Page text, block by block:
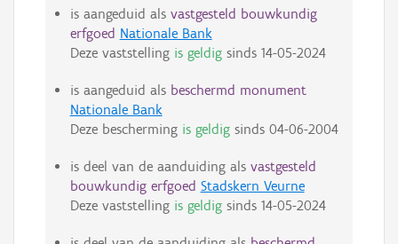
is aangeduid als vastgesteld bouwkundig
erfgoed Nationale Bank
Deze vaststelling is geldigsinds 14-05-2024
is aangeduid als beschermd monument
Nationale Bank
Deze bescherming is geldigsinds 04-06-2004
is deel van de aanduiding als vastgesteld
bouwkundig erfgoed Stadskern Veurne
Deze vaststelling is geldigsinds 14-05-2024